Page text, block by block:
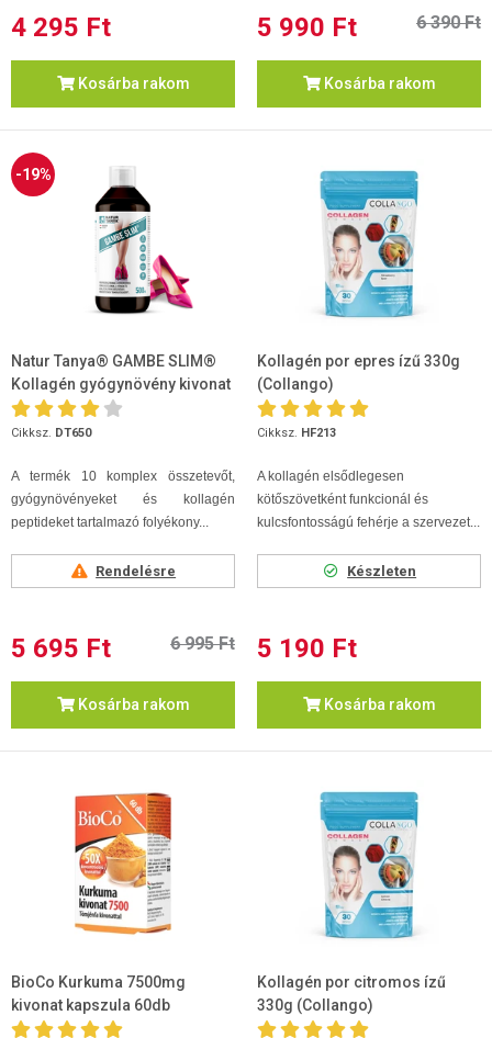
4 295 Ft
Kosárba rakom
5 990 Ft 6 390 Ft
Kosárba rakom
-19%
Natur Tanya® GAMBE SLIM®
Kollagén gyógynövény kivonat
500ml
Cikksz. DT650
A termék 10 komplex összetevőt,
gyógynövényeket és kollagén
peptideket tartalmazó folyékony...
Rendelésre
5 695 Ft 6 995 Ft
Kosárba rakom
Kollagén por epres ízű 330g
(Collango)
Cikksz. HF213
A kollagén elsődlegesen
kötőszövetként funkcionál és
kulcsfontosságú fehérje a szervezet...
Készleten
5 190 Ft
Kosárba rakom
BioCo Kurkuma 7500mg
kivonat kapszula 60db
Kollagén por citromos ízű
330g (Collangoִ)